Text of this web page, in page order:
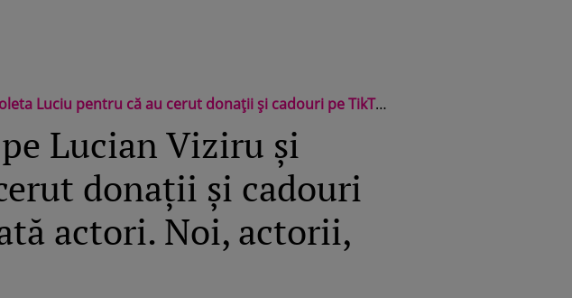
și cadouri pe TikTok: „N-au fost niciodată actori. Noi, actorii, muncim, nu cerșim”
Lucian Viziru și
donații și cadouri
actori. Noi, actorii,